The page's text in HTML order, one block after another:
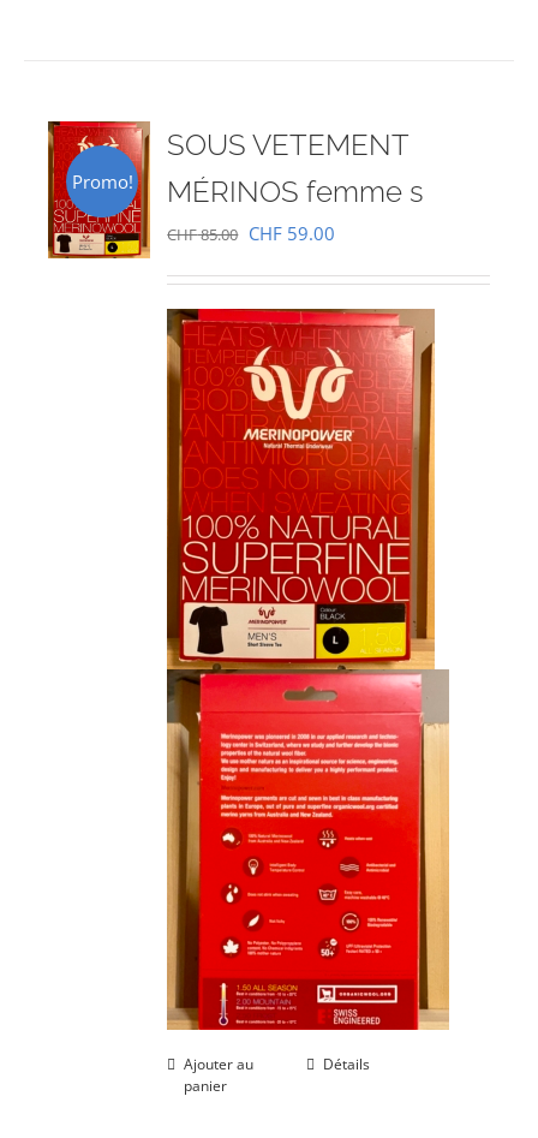
Promo!
SOUS VETEMENT
MÉRINOS femme s
CHF85.00 Le
initial
était :
CHF 85.00.
CHF 59.00
actuel
est :
CHF 59.00.
Ajouter au
panier
Détails